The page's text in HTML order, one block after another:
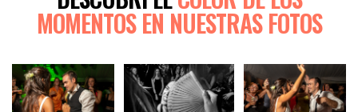
MOMENTOS EN NUESTRAS FOTOS